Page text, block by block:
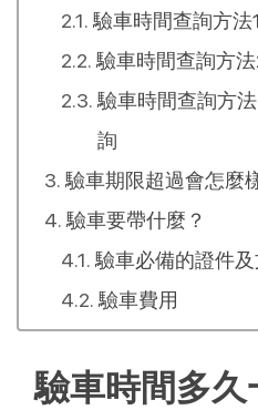
驗車時間查詢方法
驗車時間查詢方
驗車時間查詢方
詢
驗車期限超過會怎麼
驗車要帶什麼？
驗車必備的證件
驗車費用
驗車時間多久